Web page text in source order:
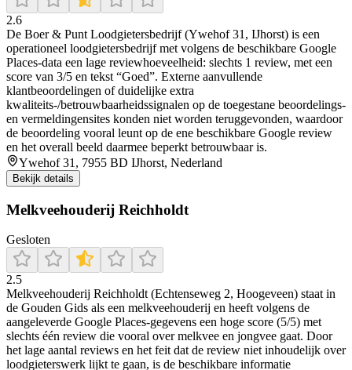
2.6
De Boer & Punt Loodgietersbedrijf (Ywehof 31, IJhorst) is een
operationeel loodgietersbedrijf met volgens de beschikbare Google
Places-data een lage reviewhoeveelheid: slechts 1 review, met een
score van 3/5 en tekst “Goed”. Externe aanvullende
klantbeoordelingen of duidelijke extra
kwaliteits-/betrouwbaarheidssignalen op de toegestane beoordelings-
en vermeldingensites konden niet worden teruggevonden, waardoor
de beoordeling vooral leunt op de ene beschikbare Google review
en het overall beeld daarmee beperkt betrouwbaar is.
Ywehof 31, 7955 BD IJhorst, Nederland
Bekijk details
Melkveehouderij Reichholdt
Gesloten
2.5
Melkveehouderij Reichholdt (Echtenseweg 2, Hoogeveen) staat in
de Gouden Gids als een melkveehouderij en heeft volgens de
aangeleverde Google Places-gegevens een hoge score (5/5) met
slechts één review die vooral over melkvee en jongvee gaat. Door
het lage aantal reviews en het feit dat de review niet inhoudelijk over
loodgieterswerk lijkt te gaan, is de beschikbare informatie